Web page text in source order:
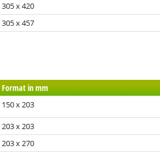
305 x 420
305 x 457
Format in mm
150 x 203
203 x 203
203 x 270